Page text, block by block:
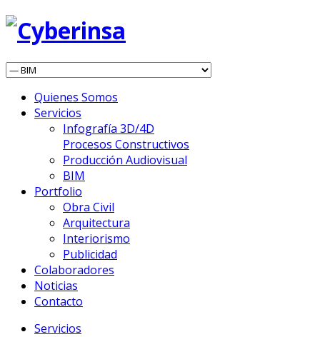
Quienes Somos
Servicios
Infografía 3D/4D
Procesos Constructivos
Producción Audiovisual
BIM
Portfolio
Obra Civil
Arquitectura
Interiorismo
Publicidad
Colaboradores
Noticias
Contacto
Servicios